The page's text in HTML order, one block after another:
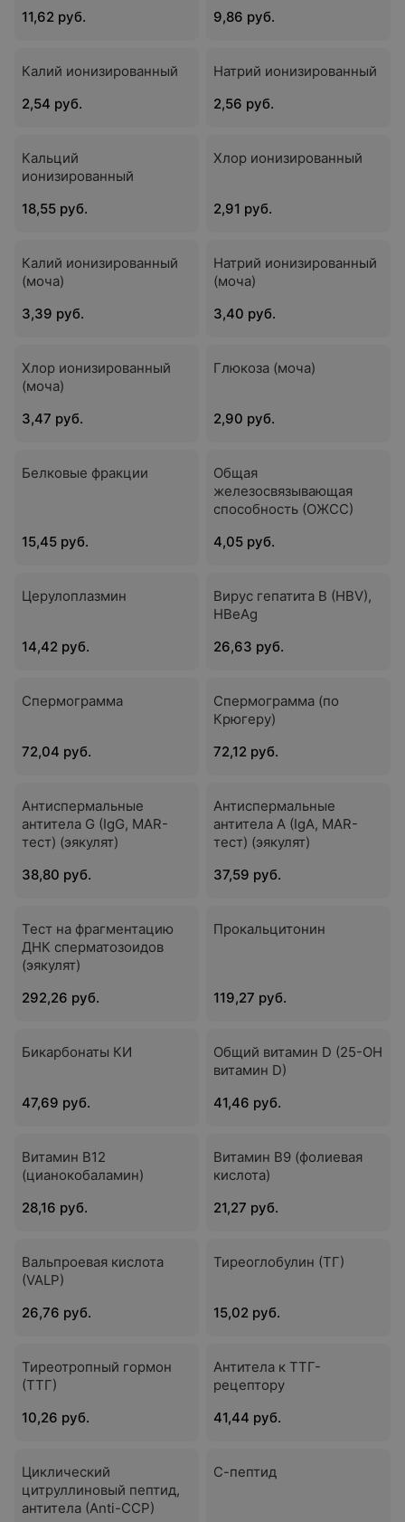
11,62 руб.
9,86 руб.
Калий ионизированный
2,54 руб.
Натрий ионизированный
2,56 руб.
Кальций
ионизированный
18,55 руб.
Хлор ионизированный
2,91 руб.
Калий ионизированный
(моча)
3,39 руб.
Натрий ионизированный
(моча)
3,40 руб.
Хлор ионизированный
(моча)
3,47 руб.
Глюкоза (моча)
2,90 руб.
Белковые фракции
15,45 руб.
Общая
железосвязывающая
способность (ОЖСС)
4,05 руб.
Церулоплазмин
14,42 руб.
Вирус гепатита В (HBV),
HBeAg
26,63 руб.
Спермограмма
72,04 руб.
Спермограмма (по
Крюгеру)
72,12 руб.
Антиспермальные
антитела G (IgG, MAR-
тест) (эякулят)
38,80 руб.
Антиспермальные
антитела А (IgА, MAR-
тест) (эякулят)
37,59 руб.
Тест на фрагментацию
ДНК сперматозоидов
(эякулят)
292,26 руб.
Прокальцитонин
119,27 руб.
Бикарбонаты КИ
47,69 руб.
Общий витамин D (25-ОН
витамин D)
41,46 руб.
Витамин В12
(цианокобаламин)
28,16 руб.
Витамин В9 (фолиевая
кислота)
21,27 руб.
Вальпроевая кислота
(VALP)
26,76 руб.
Тиреоглобулин (ТГ)
15,02 руб.
Тиреотропный гормон
(ТТГ)
10,26 руб.
Антитела к ТТГ-
рецептору
41,44 руб.
Циклический
цитруллиновый пептид,
антитела (Anti-CCP)
С-пептид